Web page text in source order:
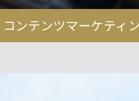
コンテンツマーケティ